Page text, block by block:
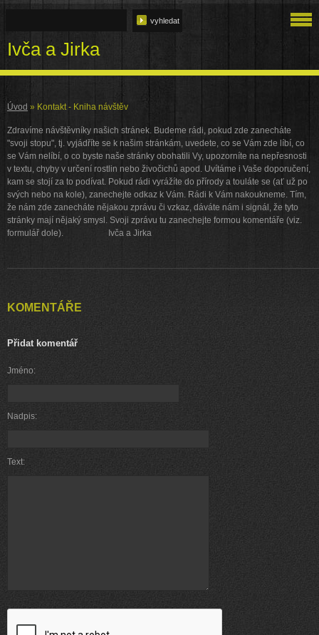
Ivča a Jirka
Úvod » Kontakt - Kniha návštěv
Zdravíme návštěvníky našich stránek. Budeme rádi, pokud zde zanecháte
"svoji stopu", tj. vyjádříte se k našim stránkám, uvedete, co se Vám zde líbí, co
se Vám nelíbí, o co byste naše stránky obohatili Vy, upozorníte na nepřesnosti
v textu, chyby v určení rostlin nebo živočichů apod. Uvítáme i Vaše doporučení,
kam se stojí za to podívat. Pokud rádi vyrážíte do přírody a touláte se (ať už po
svých nebo na kole), zanechejte odkaz k Vám. Rádi k Vám nakoukneme. Tím,
že nám zde zanecháte nějakou zprávu či vzkaz, dáváte nám i signál, že tyto
stránky mají nějaký smysl. Svoji zprávu tu zanechejte formou komentáře (viz.
formulář dole). Ivča a Jirka
KOMENTÁŘE
Přidat komentář
Jméno:
Nadpis:
Text: